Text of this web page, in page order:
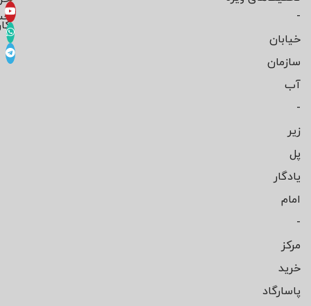
-
خیابان
سازمان
آب
-
زیر
پل
یادگار
امام
-
مرکز
خرید
پاسارگاد